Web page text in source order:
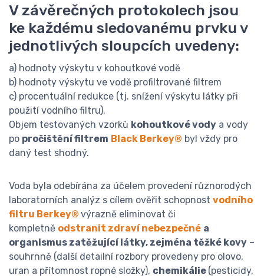
V závěrečných protokolech jsou
ke každému sledovanému prvku v
jednotlivých sloupcích uvedeny:
a) hodnoty výskytu v kohoutkové vodě
b) hodnoty výskytu ve vodě profiltrované filtrem
c) procentuální redukce (tj. snížení výskytu látky při
použití vodního filtru).
Objem testovaných vzorků kohoutkové vody a vody
po pročištění filtrem Black Berkey® byl vždy pro
daný test shodný.
Voda byla odebírána za účelem provedení různorodých
laboratorních analýz s cílem ověřit schopnost vodního
filtru Berkey® výrazně eliminovat či
kompletně odstranit zdraví nebezpečné a
organismus zatěžující látky, zejména těžké kovy –
souhrnně (další detailní rozbory provedeny pro olovo,
uran a přítomnost ropné složky), chemikálie (pesticidy,